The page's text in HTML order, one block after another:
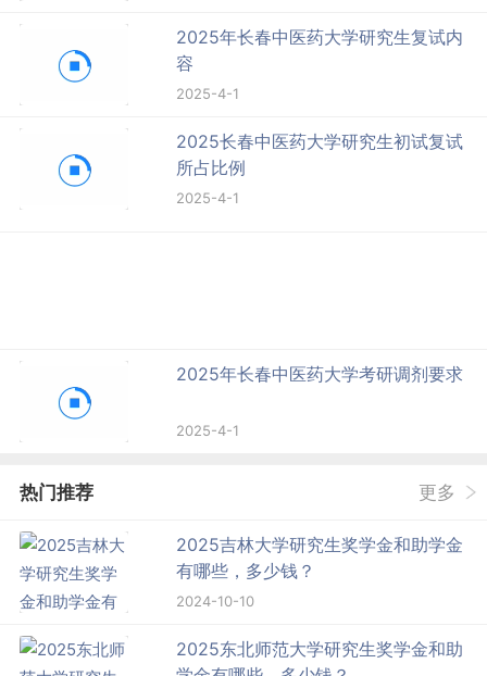
2025年长春中医药大学研究生复试内
容
2025-4-1
2025长春中医药大学研究生初试复试
所占比例
2025-4-1
2025年长春中医药大学考研调剂要求
2025-4-1
热门推荐 更多
2025吉林大学研究生奖学金和助学金
有哪些，多少钱？
2024-10-10
2025东北师范大学研究生奖学金和助